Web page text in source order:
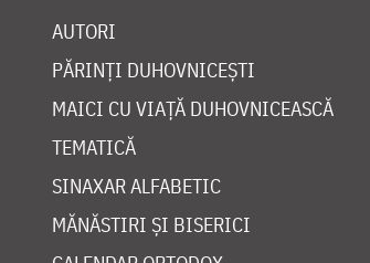
AUTORI
PĂRINȚI DUHOVNICEȘTI
MAICI CU VIAȚĂ DUHOVNICEASCĂ
TEMATICĂ
SINAXAR ALFABETIC
MĂNĂSTIRI ȘI BISERICI